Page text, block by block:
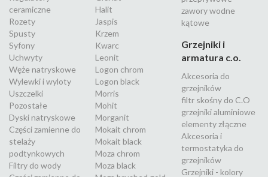
ceramiczne
Rozety
Spusty
Syfony
Uchwyty
Węże natryskowe
Wylewki i wyloty
Uszczelki
Pozostałe
Dyski natryskowe
Części zamienne do
stelaży
podtynkowych
Filtry do wody
Halit
Jaspis
Krzem
Kwarc
Leonit
Logon chrom
Logon black
Morris
Mohit
Morganit
Mokait chrom
Mokait black
Moza chrom
Moza black
zawory wodne
kątowe
Grzejniki i
armatura c.o.
Akcesoria do
grzejników
filtr skośny do C.O
grzejniki aluminiowe
elementy złączne
Akcesoria i
termostatyka do
grzejników
Grzejniki - kolory